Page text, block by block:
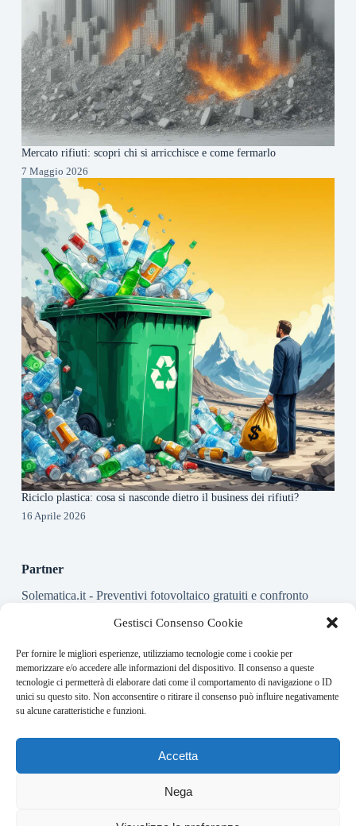
Gestisci Consenso Cookie
Per fornire le migliori esperienze, utilizziamo tecnologie come i cookie per
memorizzare e/o accedere alle informazioni del dispositivo. Il consenso a queste
tecnologie ci permetterà di elaborare dati come il comportamento di navigazione o ID
unici su questo sito. Non acconsentire o ritirare il consenso può influire negativamente
su alcune caratteristiche e funzioni.
Accetta
Nega
Mercato rifiuti: scopri chi si arricchisce e come fermarlo
7 Maggio 2026
Riciclo plastica: cosa si nasconde dietro il business dei rifiuti?
16 Aprile 2026
Partner
Solematica.it- Preventivi fotovoltaico gratuiti e confronto
About this website
Energy-Bullet.it ogni giorno trova per te le notizie più rilevanti
in ambito finanziario.
Address:
VIA USODIMARE 3 - 37138 - VERONA (VR)
redazione@bullet-network.com